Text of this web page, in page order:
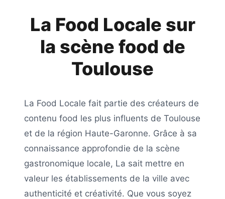
La Food Locale sur
la scène food de
Toulouse
La Food Locale fait partie des créateurs de
contenu food les plus influents de Toulouse
et de la région Haute-Garonne. Grâce à sa
connaissance approfondie de la scène
gastronomique locale, La sait mettre en
valeur les établissements de la ville avec
authenticité et créativité. Que vous soyez